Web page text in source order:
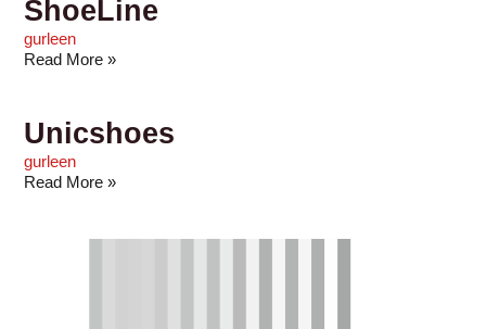
ShoeLine
gurleen
Read More »
Unicshoes
gurleen
Read More »